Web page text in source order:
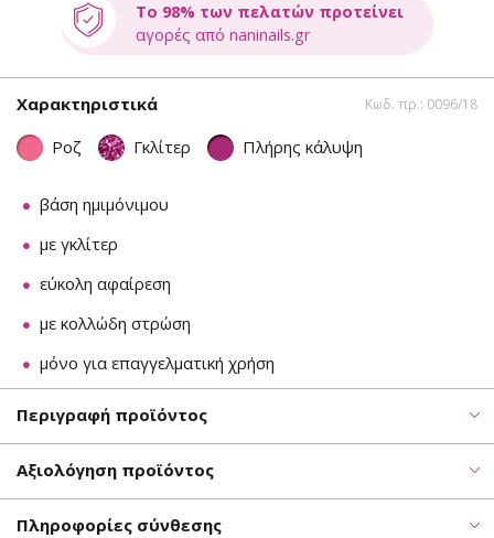
Το 98% των πελατών προτείνει
αγορές από naninails.gr
Χαρακτηριστικά Κωδ. πρ.: 0096/18
Ροζ Γκλίτερ Πλήρης κάλυψη
βάση ημιμόνιμου
με γκλίτερ
εύκολη αφαίρεση
με κολλώδη στρώση
μόνο για επαγγελματική χρήση
Περιγραφή προϊόντος
Αξιολόγηση προϊόντος
Πληροφορίες σύνθεσης